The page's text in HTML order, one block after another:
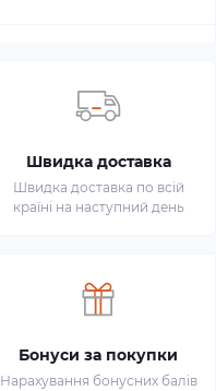
Швидка доставка
Швидка доставка по всій
країні на наступний день
Бонуси за покупки
Нарахування бонусних балів